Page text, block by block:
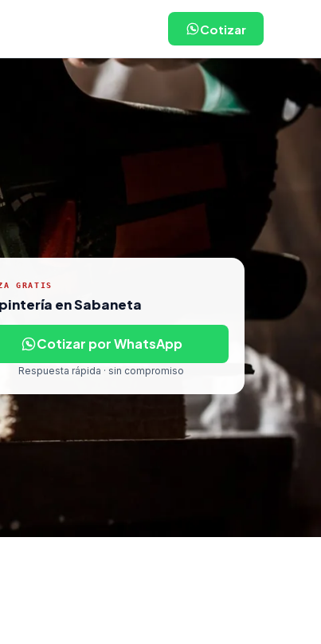
Cotizar
GRATIS
en Sabaneta
Cotizar por WhatsApp
Respuesta rápida · sin compromiso